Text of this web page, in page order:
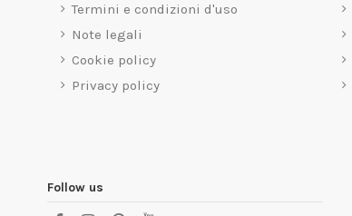
Termini e condizioni d'uso
Note legali
Cookie policy
Privacy policy
Follow us